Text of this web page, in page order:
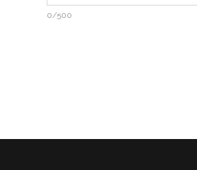
0/500